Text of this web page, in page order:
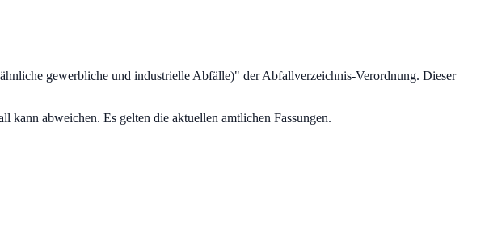
gewerbliche und industrielle Abfälle)" der Abfallverzeichnis-Verordnung. Dieser
abweichen. Es gelten die aktuellen amtlichen Fassungen.